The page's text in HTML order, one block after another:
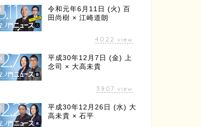
令和元年6月11日 (火) 百
田尚樹 × 江崎道朗
4022 view
平成30年12月7日 (金) 上
念司 × 大高未貴
3907 view
平成30年12月26日 (水) 大
高未貴 × 石平